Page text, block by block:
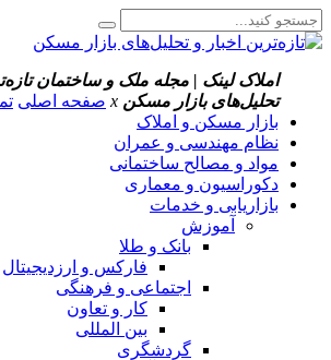
املاک لینک | مجله ملک و ساختمان
تحلیل‌های بازار مسکن x صفحه اصلی
بازار مسکن و املاک
نظام مهندسی و عمران
مواد و مصالح ساختمانی
دکوراسیون و معماری
بازاریابی و خدمات
آموزش
بانک و طلا
فارکس و ارزدیجیتال
اجتماعی و فرهنگی
کار و تعاون
بین المللی
گردشگری